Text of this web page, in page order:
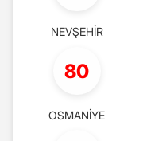
NEVŞEHİR
80
OSMANİYE